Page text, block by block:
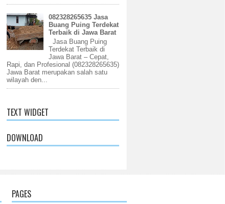
082328265635 Jasa
Buang Puing Terdekat
Terbaik di Jawa Barat
Jasa Buang Puing
Terdekat Terbaik di
Jawa Barat – Cepat,
Rapi, dan Profesional (082328265635)
Jawa Barat merupakan salah satu
wilayah den...
TEXT WIDGET
DOWNLOAD
PAGES